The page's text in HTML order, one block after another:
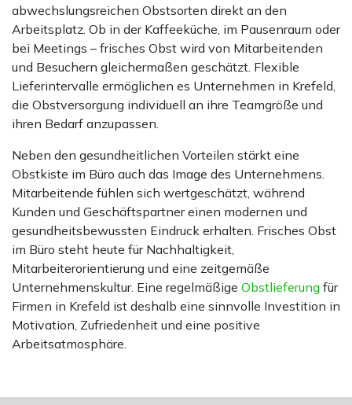
abwechslungsreichen Obstsorten direkt an den
Arbeitsplatz. Ob in der Kaffeeküche, im Pausenraum oder
bei Meetings – frisches Obst wird von Mitarbeitenden
und Besuchern gleichermaßen geschätzt. Flexible
Lieferintervalle ermöglichen es Unternehmen in Krefeld,
die Obstversorgung individuell an ihre Teamgröße und
ihren Bedarf anzupassen.
Neben den gesundheitlichen Vorteilen stärkt eine
Obstkiste im Büro auch das Image des Unternehmens.
Mitarbeitende fühlen sich wertgeschätzt, während
Kunden und Geschäftspartner einen modernen und
gesundheitsbewussten Eindruck erhalten. Frisches Obst
im Büro steht heute für Nachhaltigkeit,
Mitarbeiterorientierung und eine zeitgemäße
Unternehmenskultur. Eine regelmäßige Obstlieferung für
Firmen in Krefeld ist deshalb eine sinnvolle Investition in
Motivation, Zufriedenheit und eine positive
Arbeitsatmosphäre.